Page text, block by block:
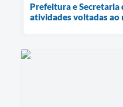
Prefeitura e Secretaria
atividades voltadas ao